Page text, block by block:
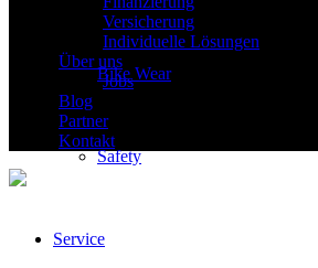
Bike Wear
Safety
Service
Versicherung
Individuelle Lösungen
Über uns
Jobs
Blog
Partner
Kontakt